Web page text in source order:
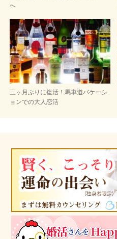
へ
三ヶ月ぶりに復活！馬車道バケーシ
ョンでの大人恋活